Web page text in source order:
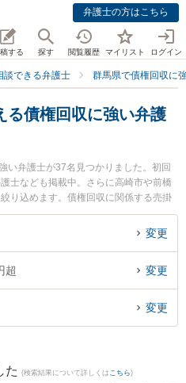
弁護士の方はこちら
する 探す 閲覧履歴 マイリスト ログイン
談できる弁護士 群馬県で債権回収に
る債権回収に強い弁護
い弁護士が37名見つかりました。初回
士なども掲載中。さらに高崎市や前橋
り込めます。債権回収に関係する売掛
等の細かな分野での絞り込み検索もで
務所 高崎オフィスの猪俣 有未弁護士や
回収のトラブルを今すぐに弁護士に相
のトラブル解決の実績豊富な近くの弁
万円を超える債権回収を法律相談で
変更
超 変更
変更
た (検索結果について詳しくは こちら)